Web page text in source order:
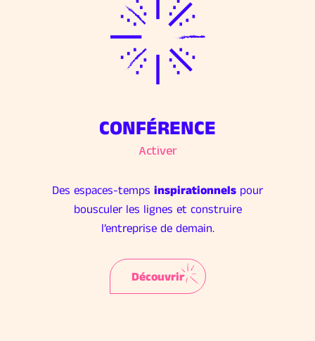
CONFÉRENCE
Activer
Des espaces-temps inspirationnels pour
bousculer les lignes et construire
l’entreprise de demain.
Découvrir